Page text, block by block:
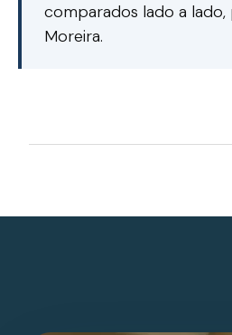
comparados lado a lado,
Moreira.